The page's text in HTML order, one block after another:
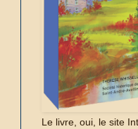
Le livre, oui, le site